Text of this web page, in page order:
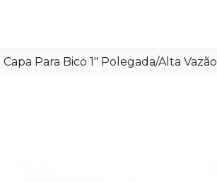
Capa Para Bico 1″ Polegada/Alta Vazão